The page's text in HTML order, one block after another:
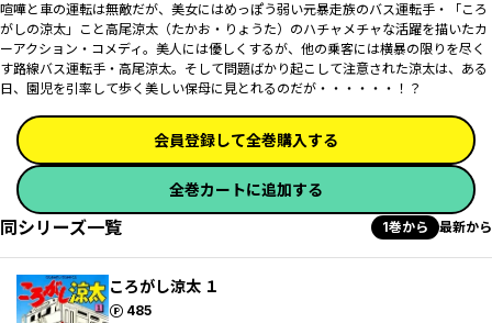
喧嘩と車の運転は無敵だが、美女にはめっぽう弱い元暴走族のバス運転手・「ころ
がしの涼太」こと高尾涼太（たかお・りょうた）のハチャメチャな活躍を描いたカ
ーアクション・コメディ。美人には優しくするが、他の乗客には横暴の限りを尽く
す路線バス運転手・高尾涼太。そして問題ばかり起こして注意された涼太は、ある
日、園児を引率して歩く美しい保母に見とれるのだが・・・・・・！？
会員登録して全巻購入する
全巻カートに追加する
同シリーズ一覧 1巻から 最新から
ころがし涼太 １
485
ポイント